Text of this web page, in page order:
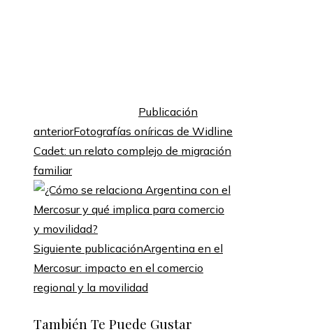
Publicación
anteriorFotografías oníricas de Widline
Cadet: un relato complejo de migración
familiar
Siguiente publicaciónArgentina en el
Mercosur: impacto en el comercio
regional y la movilidad
También Te Puede Gustar